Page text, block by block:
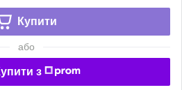
Купити
або
з